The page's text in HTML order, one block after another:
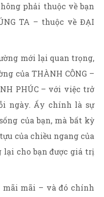
phải thuộc về bạn
TA – thuộc về ĐẠI
mới lại quan trọng,
của THÀNH CÔNG –
PHÚC – với việc trở
ngày. Ấy chính là sự
của bạn, mà bất kỳ
của chiều ngang của
lại cho bạn được giá trị
mãi – và đó chính